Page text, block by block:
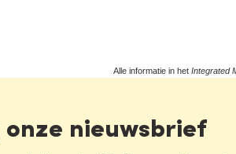
Alle informatie in het Integrated
nieuwsbrief